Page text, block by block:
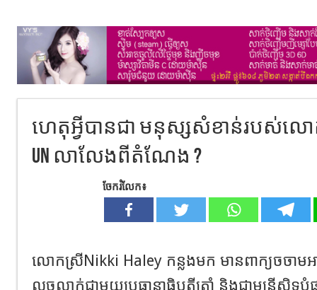
ហេតុអ្វីបានជា មនុស្សសំខាន់របស់ល
UN លាលែងពីតំណែង ?
ចែករំលែក៖
លោកស្រីNikki Haley កន្លងមក មានពាក្យចចាមអា
លួចលាក់ជាមួយប្រធានាធិបតីត្រាំ និងជាមន្ត្រីស្និទ្ធ